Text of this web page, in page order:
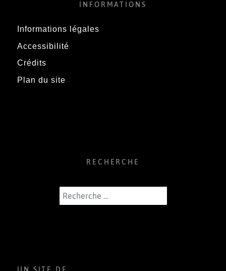
INFORMATIONS
Informations légales
Accessibilité
Crédits
Plan du site
RECHERCHE
Rechercher